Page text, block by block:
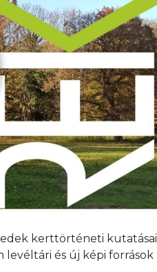
kerttörténeti kutatásai
és új képi források